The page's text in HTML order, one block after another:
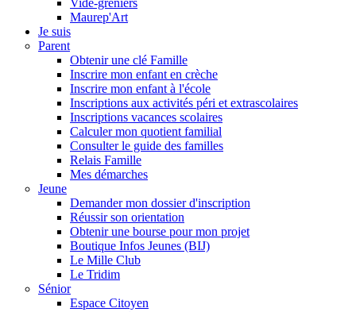
Vide-greniers
Maurep'Art
Je suis
Parent
Obtenir une clé Famille
Inscrire mon enfant en crèche
Inscrire mon enfant à l'école
Inscriptions aux activités péri et extrascolaires
Inscriptions vacances scolaires
Calculer mon quotient familial
Consulter le guide des familles
Relais Famille
Mes démarches
Jeune
Demander mon dossier d'inscription
Réussir son orientation
Obtenir une bourse pour mon projet
Boutique Infos Jeunes (BIJ)
Le Mille Club
Le Tridim
Sénior
Espace Citoyen